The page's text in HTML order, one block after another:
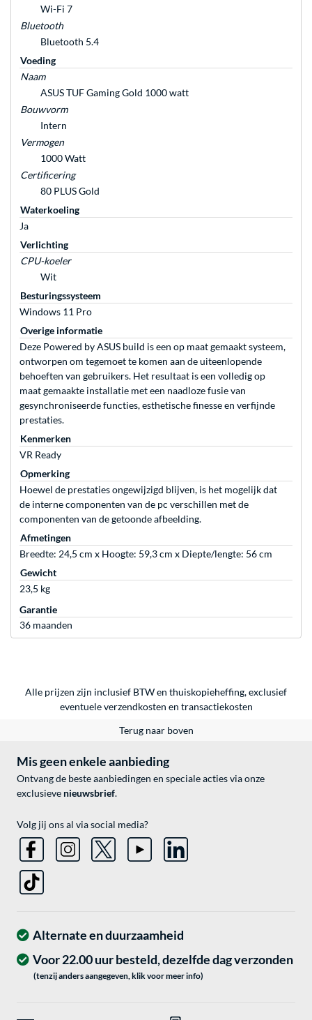
Wi-Fi 7
Bluetooth
Bluetooth 5.4
Voeding
Naam
ASUS TUF Gaming Gold 1000 watt
Bouwvorm
Intern
Vermogen
1000 Watt
Certificering
80 PLUS Gold
Waterkoeling
Ja
Verlichting
CPU-koeler
Wit
Besturingssysteem
Windows 11 Pro
Overige informatie
Deze Powered by ASUS build is een op maat gemaakt systeem,
ontworpen om tegemoet te komen aan de uiteenlopende
behoeften van gebruikers. Het resultaat is een volledig op
maat gemaakte installatie met een naadloze fusie van
gesynchroniseerde functies, esthetische finesse en verfijnde
prestaties.
Kenmerken
VR Ready
Opmerking
Hoewel de prestaties ongewijzigd blijven, is het mogelijk dat
de interne componenten van de pc verschillen met de
componenten van de getoonde afbeelding.
Afmetingen
Breedte: 24,5 cm x Hoogte: 59,3 cm x Diepte/lengte: 56 cm
Gewicht
23,5 kg
Garantie
36 maanden
Alle prijzen zijn inclusief BTW en thuiskopieheffing, exclusief
eventueleverzendkosten en transactiekosten
Terug naar boven
Mis geen enkele aanbieding
Ontvang de beste aanbiedingen en speciale acties via onze
exclusieve nieuwsbrief.
Volg jij ons al via social media?
Alternate en duurzaamheid
Voor 22.00 uur besteld, dezelfde dag verzonden
(tenzij anders aangegeven, klik voor meer info)